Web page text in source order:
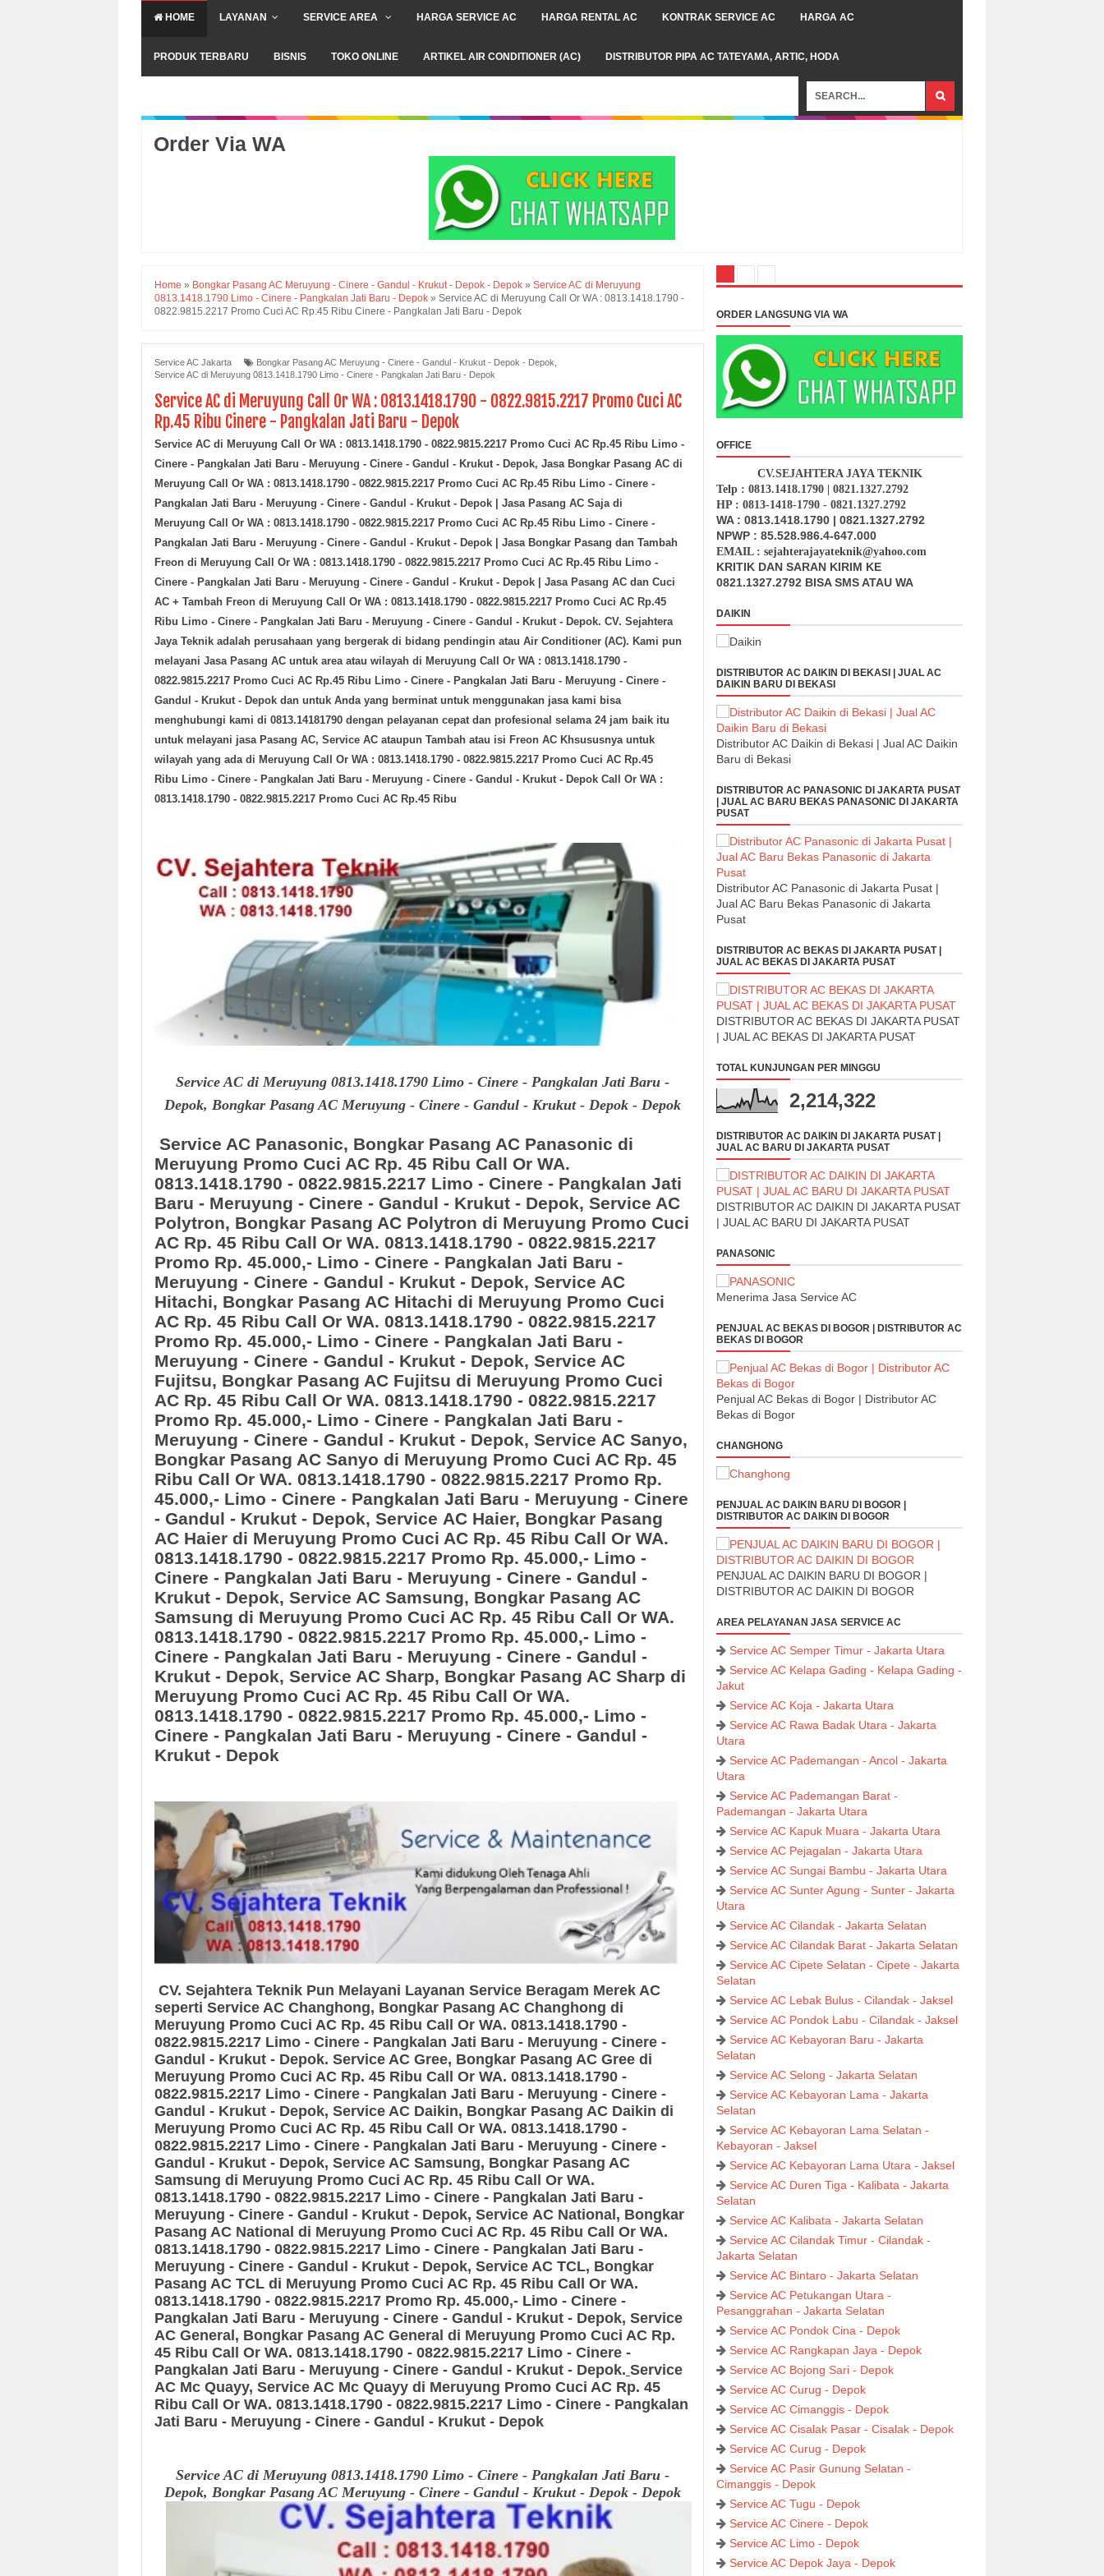
HOME LAYANAN SERVICE AREA HARGA SERVICE AC HARGA RENTAL AC KONTRAK SERVICE AC HARGA AC
PRODUK TERBARU BISNIS TOKO ONLINE ARTIKEL AIR CONDITIONER (AC) DISTRIBUTOR PIPA AC TATEYAMA, ARTIC, HODA
Order Via WA
Home » Bongkar Pasang AC Meruyung - Cinere - Gandul - Krukut - Depok - Depok » Service AC di Meruyung
0813.1418.1790 Limo - Cinere - Pangkalan Jati Baru - Depok » Service AC di Meruyung Call Or WA : 0813.1418.1790 -
0822.9815.2217 Promo Cuci AC Rp.45 Ribu Cinere - Pangkalan Jati Baru - Depok
Service AC Jakarta Bongkar Pasang AC Meruyung - Cinere - Gandul - Krukut - Depok - Depok
Service AC di Meruyung 0813.1418.1790 Limo - Cinere - Pangkalan Jati Baru - Depok
Service AC di Meruyung Call Or WA : 0813.1418.1790 - 0822.9815.2217 Promo Cuci AC
Rp.45 Ribu Cinere - Pangkalan Jati Baru - Depok
Service AC di Meruyung Call Or WA : 0813.1418.1790 - 0822.9815.2217 Promo Cuci AC Rp.45 Ribu Limo -
Cinere - Pangkalan Jati Baru - Meruyung - Cinere - Gandul - Krukut - Depok, Jasa Bongkar Pasang AC di
Meruyung Call Or WA : 0813.1418.1790 - 0822.9815.2217 Promo Cuci AC Rp.45 Ribu Limo - Cinere -
Pangkalan Jati Baru - Meruyung - Cinere - Gandul - Krukut - Depok | Jasa Pasang AC Saja di
Meruyung Call Or WA : 0813.1418.1790 - 0822.9815.2217 Promo Cuci AC Rp.45 Ribu Limo - Cinere -
Pangkalan Jati Baru - Meruyung - Cinere - Gandul - Krukut - Depok | Jasa Bongkar Pasang dan Tambah
Freon di Meruyung Call Or WA : 0813.1418.1790 - 0822.9815.2217 Promo Cuci AC Rp.45 Ribu Limo -
Cinere - Pangkalan Jati Baru - Meruyung - Cinere - Gandul - Krukut - Depok | Jasa Pasang AC dan Cuci
AC + Tambah Freon di Meruyung Call Or WA : 0813.1418.1790 - 0822.9815.2217 Promo Cuci AC Rp.45
Ribu Limo - Cinere - Pangkalan Jati Baru - Meruyung - Cinere - Gandul - Krukut - Depok. CV. Sejahtera
Jaya Teknik adalah perusahaan yang bergerak di bidang pendingin atau Air Conditioner (AC). Kami pun
melayani Jasa Pasang AC untuk area atau wilayah di Meruyung Call Or WA : 0813.1418.1790 -
0822.9815.2217 Promo Cuci AC Rp.45 Ribu Limo - Cinere - Pangkalan Jati Baru - Meruyung - Cinere -
Gandul - Krukut - Depok dan untuk Anda yang berminat untuk menggunakan jasa kami bisa
menghubungi kami di 0813.14181790 dengan pelayanan cepat dan profesional selama 24 jam baik itu
untuk melayani jasa Pasang AC, Service AC ataupun Tambah atau isi Freon AC Khsususnya untuk
wilayah yang ada di Meruyung Call Or WA : 0813.1418.1790 - 0822.9815.2217 Promo Cuci AC Rp.45
Ribu Limo - Cinere - Pangkalan Jati Baru - Meruyung - Cinere - Gandul - Krukut - Depok Call Or WA :
0813.1418.1790 - 0822.9815.2217 Promo Cuci AC Rp.45 Ribu
Service AC di Meruyung 0813.1418.1790 Limo - Cinere - Pangkalan Jati Baru -
Depok, Bongkar Pasang AC Meruyung - Cinere - Gandul - Krukut - Depok - Depok
Service AC Panasonic, Bongkar Pasang AC Panasonic di
Meruyung Promo Cuci AC Rp. 45 Ribu Call Or WA.
0813.1418.1790 - 0822.9815.2217 Limo - Cinere - Pangkalan Jati
Baru - Meruyung - Cinere - Gandul - Krukut - Depok, Service AC
Polytron, Bongkar Pasang AC Polytron di Meruyung Promo Cuci
AC Rp. 45 Ribu Call Or WA. 0813.1418.1790 - 0822.9815.2217
Promo Rp. 45.000,- Limo - Cinere - Pangkalan Jati Baru -
Meruyung - Cinere - Gandul - Krukut - Depok, Service AC
Hitachi, Bongkar Pasang AC Hitachi di Meruyung Promo Cuci
AC Rp. 45 Ribu Call Or WA. 0813.1418.1790 - 0822.9815.2217
Promo Rp. 45.000,- Limo - Cinere - Pangkalan Jati Baru -
Meruyung - Cinere - Gandul - Krukut - Depok, Service AC
Fujitsu, Bongkar Pasang AC Fujitsu di Meruyung Promo Cuci
AC Rp. 45 Ribu Call Or WA. 0813.1418.1790 - 0822.9815.2217
Promo Rp. 45.000,- Limo - Cinere - Pangkalan Jati Baru -
Meruyung - Cinere - Gandul - Krukut - Depok, Service AC Sanyo,
Bongkar Pasang AC Sanyo di Meruyung Promo Cuci AC Rp. 45
Ribu Call Or WA. 0813.1418.1790 - 0822.9815.2217 Promo Rp.
45.000,- Limo - Cinere - Pangkalan Jati Baru - Meruyung - Cinere
- Gandul - Krukut - Depok, Service AC Haier, Bongkar Pasang
AC Haier di Meruyung Promo Cuci AC Rp. 45 Ribu Call Or WA.
0813.1418.1790 - 0822.9815.2217 Promo Rp. 45.000,- Limo -
Cinere - Pangkalan Jati Baru - Meruyung - Cinere - Gandul -
Krukut - Depok, Service AC Samsung, Bongkar Pasang AC
Samsung di Meruyung Promo Cuci AC Rp. 45 Ribu Call Or WA.
0813.1418.1790 - 0822.9815.2217 Promo Rp. 45.000,- Limo -
Cinere - Pangkalan Jati Baru - Meruyung - Cinere - Gandul -
Krukut - Depok, Service AC Sharp, Bongkar Pasang AC Sharp di
Meruyung Promo Cuci AC Rp. 45 Ribu Call Or WA.
0813.1418.1790 - 0822.9815.2217 Promo Rp. 45.000,- Limo -
Cinere - Pangkalan Jati Baru - Meruyung - Cinere - Gandul -
Krukut - Depok
CV. Sejahtera Teknik Pun Melayani Layanan Service Beragam Merek AC
seperti Service AC Changhong, Bongkar Pasang AC Changhong di
Meruyung Promo Cuci AC Rp. 45 Ribu Call Or WA. 0813.1418.1790 -
0822.9815.2217 Limo - Cinere - Pangkalan Jati Baru - Meruyung - Cinere -
Gandul - Krukut - Depok. Service AC Gree, Bongkar Pasang AC Gree di
Meruyung Promo Cuci AC Rp. 45 Ribu Call Or WA. 0813.1418.1790 -
0822.9815.2217 Limo - Cinere - Pangkalan Jati Baru - Meruyung - Cinere -
Gandul - Krukut - Depok, Service AC Daikin, Bongkar Pasang AC Daikin di
Meruyung Promo Cuci AC Rp. 45 Ribu Call Or WA. 0813.1418.1790 -
0822.9815.2217 Limo - Cinere - Pangkalan Jati Baru - Meruyung - Cinere -
Gandul - Krukut - Depok, Service AC Samsung, Bongkar Pasang AC
Samsung di Meruyung Promo Cuci AC Rp. 45 Ribu Call Or WA.
0813.1418.1790 - 0822.9815.2217 Limo - Cinere - Pangkalan Jati Baru -
Meruyung - Cinere - Gandul - Krukut - Depok, Service AC National, Bongkar
Pasang AC National di Meruyung Promo Cuci AC Rp. 45 Ribu Call Or WA.
0813.1418.1790 - 0822.9815.2217 Limo - Cinere - Pangkalan Jati Baru -
Meruyung - Cinere - Gandul - Krukut - Depok, Service AC TCL, Bongkar
Pasang AC TCL di Meruyung Promo Cuci AC Rp. 45 Ribu Call Or WA.
0813.1418.1790 - 0822.9815.2217 Promo Rp. 45.000,- Limo - Cinere -
Pangkalan Jati Baru - Meruyung - Cinere - Gandul - Krukut - Depok, Service
AC General, Bongkar Pasang AC General di Meruyung Promo Cuci AC Rp.
45 Ribu Call Or WA. 0813.1418.1790 - 0822.9815.2217 Limo - Cinere -
Pangkalan Jati Baru - Meruyung - Cinere - Gandul - Krukut - Depok. Service
AC Mc Quayy, Service AC Mc Quayy di Meruyung Promo Cuci AC Rp. 45
Ribu Call Or WA. 0813.1418.1790 - 0822.9815.2217 Limo - Cinere - Pangkalan
Jati Baru - Meruyung - Cinere - Gandul - Krukut - Depok
Service AC di Meruyung 0813.1418.1790 Limo - Cinere - Pangkalan Jati Baru -
Depok, Bongkar Pasang AC Meruyung - Cinere - Gandul - Krukut - Depok - Depok
ORDER LANGSUNG VIA WA
OFFICE
CV.SEJAHTERA JAYA TEKNIK
Telp : 0813.1418.1790 | 0821.1327.2792
HP : 0813-1418-1790 - 0821.1327.2792
WA : 0813.1418.1790 | 0821.1327.2792
NPWP : 85.528.986.4-647.000
EMAIL : sejahterajayateknik@yahoo.com
KRITIK DAN SARAN KIRIM KE
0821.1327.2792 BISA SMS ATAU WA
DAIKIN
DISTRIBUTOR AC DAIKIN DI BEKASI | JUAL AC
DAIKIN BARU DI BEKASI
Distributor AC Daikin di Bekasi | Jual AC Daikin
Baru di Bekasi
DISTRIBUTOR AC PANASONIC DI JAKARTA PUSAT
| JUAL AC BARU BEKAS PANASONIC DI JAKARTA
PUSAT
Distributor AC Panasonic di Jakarta Pusat |
Jual AC Baru Bekas Panasonic di Jakarta
Pusat
DISTRIBUTOR AC BEKAS DI JAKARTA PUSAT |
JUAL AC BEKAS DI JAKARTA PUSAT
DISTRIBUTOR AC BEKAS DI JAKARTA PUSAT
| JUAL AC BEKAS DI JAKARTA PUSAT
TOTAL KUNJUNGAN PER MINGGU
2,214,322
DISTRIBUTOR AC DAIKIN DI JAKARTA PUSAT |
JUAL AC BARU DI JAKARTA PUSAT
DISTRIBUTOR AC DAIKIN DI JAKARTA PUSAT
| JUAL AC BARU DI JAKARTA PUSAT
PANASONIC
Menerima Jasa Service AC
PENJUAL AC BEKAS DI BOGOR | DISTRIBUTOR AC
BEKAS DI BOGOR
Penjual AC Bekas di Bogor | Distributor AC
Bekas di Bogor
CHANGHONG
PENJUAL AC DAIKIN BARU DI BOGOR |
DISTRIBUTOR AC DAIKIN DI BOGOR
PENJUAL AC DAIKIN BARU DI BOGOR |
DISTRIBUTOR AC DAIKIN DI BOGOR
AREA PELAYANAN JASA SERVICE AC
Service AC Semper Timur - Jakarta Utara
Service AC Kelapa Gading - Kelapa Gading -
Jakut
Service AC Koja - Jakarta Utara
Service AC Rawa Badak Utara - Jakarta
Utara
Service AC Pademangan - Ancol - Jakarta
Utara
Service AC Pademangan Barat -
Pademangan - Jakarta Utara
Service AC Kapuk Muara - Jakarta Utara
Service AC Pejagalan - Jakarta Utara
Service AC Sungai Bambu - Jakarta Utara
Service AC Sunter Agung - Sunter - Jakarta
Utara
Service AC Cilandak - Jakarta Selatan
Service AC Cilandak Barat - Jakarta Selatan
Service AC Cipete Selatan - Cipete - Jakarta
Selatan
Service AC Lebak Bulus - Cilandak - Jaksel
Service AC Pondok Labu - Cilandak - Jaksel
Service AC Kebayoran Baru - Jakarta
Selatan
Service AC Selong - Jakarta Selatan
Service AC Kebayoran Lama - Jakarta
Selatan
Service AC Kebayoran Lama Selatan -
Kebayoran - Jaksel
Service AC Kebayoran Lama Utara - Jaksel
Service AC Duren Tiga - Kalibata - Jakarta
Selatan
Service AC Kalibata - Jakarta Selatan
Service AC Cilandak Timur - Cilandak -
Jakarta Selatan
Service AC Bintaro - Jakarta Selatan
Service AC Petukangan Utara -
Pesanggrahan - Jakarta Selatan
Service AC Pondok Cina - Depok
Service AC Rangkapan Jaya - Depok
Service AC Bojong Sari - Depok
Service AC Curug - Depok
Service AC Cimanggis - Depok
Service AC Cisalak Pasar - Cisalak - Depok
Service AC Curug - Depok
Service AC Pasir Gunung Selatan -
Cimanggis - Depok
Service AC Tugu - Depok
Service AC Cinere - Depok
Service AC Limo - Depok
Service AC Depok Jaya - Depok